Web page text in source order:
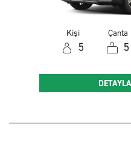
Kişi
5
Çanta
5